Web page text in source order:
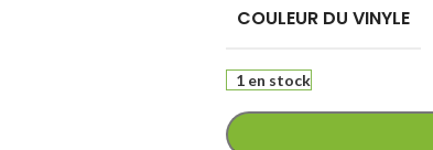
COULEUR DU VINYLE
1 en stock